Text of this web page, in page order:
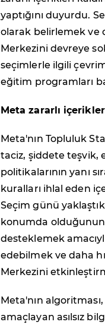
yaptığını duyurdu.
olarak belirlemek ve
Merkezini devreye
seçimlerle ilgili
eğitim programları
Meta zararlı
Meta'nın Topluluk
taciz, şiddete teşvik,
politikalarının yanı
kuralları ihlal eden
Seçim günü
konumda olduğunun
desteklemek
edebilmek ve daha
Merkezini
Meta'nın
amaçlayan asılsız